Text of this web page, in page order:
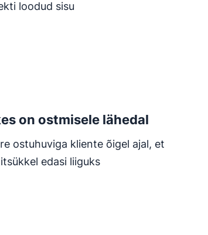
loodud sisu
on ostmisele lähedal
ostuhuviga kliente õigel ajal, et
edasi liiguks